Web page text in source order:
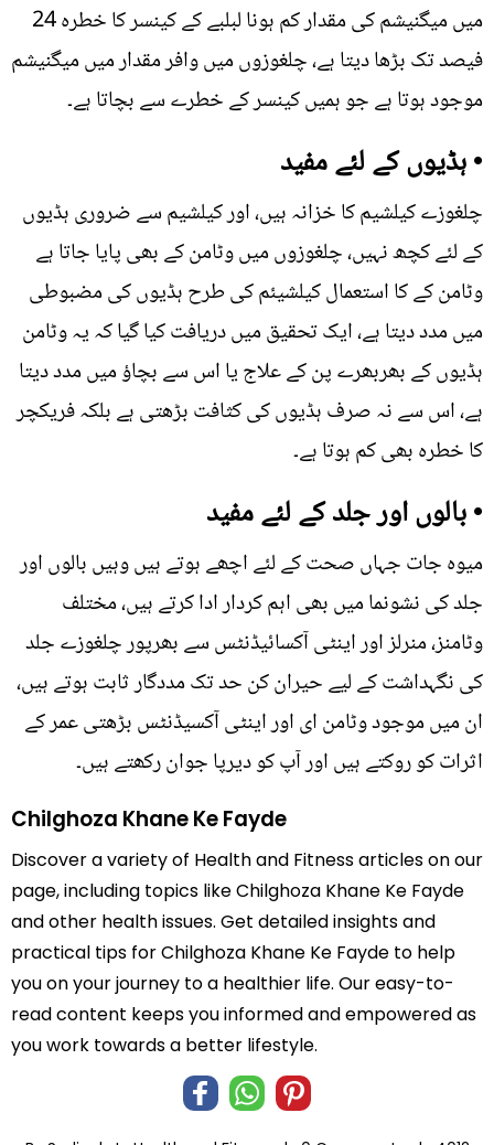
میں میگنیشم کی مقدار کم ہونا لبلبے کے کینسر کا خطرہ 24
فیصد تک بڑھا دیتا ہے، چلغوزوں میں وافر مقدار میں میگنیشم
موجود ہوتا ہے جو ہمیں کینسر کے خطرے سے بچاتا ہے۔
• ہڈیوں کے لئے مفید
چلغوزے کیلشیم کا خزانہ ہیں، اور کیلشیم سے ضروری ہڈیوں
کے لئے کچھ نہیں، چلغوزوں میں وٹامن کے بھی پایا جاتا ہے
وٹامن کے کا استعمال کیلشیئم کی طرح ہڈیوں کی مضبوطی
میں مدد دیتا ہے، ایک تحقیق میں دریافت کیا گیا کہ یہ وٹامن
ہڈیوں کے بھربھرے پن کے علاج یا اس سے بچاﺅ میں مدد دیتا
ہے، اس سے نہ صرف ہڈیوں کی کثافت بڑھتی ہے بلکہ فریکچر
کا خطرہ بھی کم ہوتا ہے۔
• بالوں اور جلد کے لئے مفید
میوہ جات جہاں صحت کے لئے اچھے ہوتے ہیں وہیں بالوں اور
جلد کی نشونما میں بھی اہم کردار ادا کرتے ہیں، مختلف
وٹامنز، منرلز اور اینٹی آکسائیڈنٹس سے بھرپور چلغوزے جلد
کی نگہداشت کے لیے حیران کن حد تک مددگار ثابت ہوتے ہیں،
ان میں موجود وٹامن ای اور اینٹی آکسیڈنٹس بڑھتی عمر کے
اثرات کو روکتے ہیں اور آپ کو دیرپا جوان رکھتے ہیں۔
Chilghoza Khane Ke Fayde
Discover a variety of Health and Fitness articles on our
page, including topics like Chilghoza Khane Ke Fayde
and other health issues. Get detailed insights and
practical tips for Chilghoza Khane Ke Fayde to help
you on your journey to a healthier life. Our easy-to-
read content keeps you informed and empowered as
you work towards a better lifestyle.